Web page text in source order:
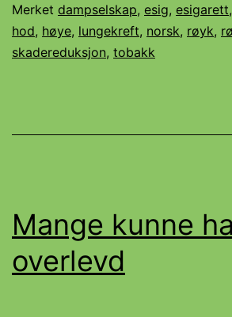
Merket dampselskap, esig, esigarett,
hod, høye, lungekreft, norsk, røyk,
skadereduksjon, tobakk
Mange kunne ha
overlevd